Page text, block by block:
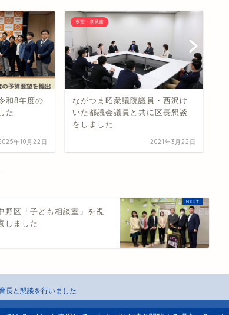
和8年度の
た
年10月22日
要望・意見書
ながつま昭衆議院議員・西沢け
いた都議会議員と共に区長懇談
をしました
2021年3月22日
野区「子ども相談室」を視
しました
長と懇談を行いました